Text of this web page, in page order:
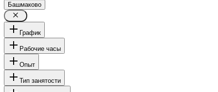
Башмаково
График
Рабочие часы
Опыт
Тип занятости